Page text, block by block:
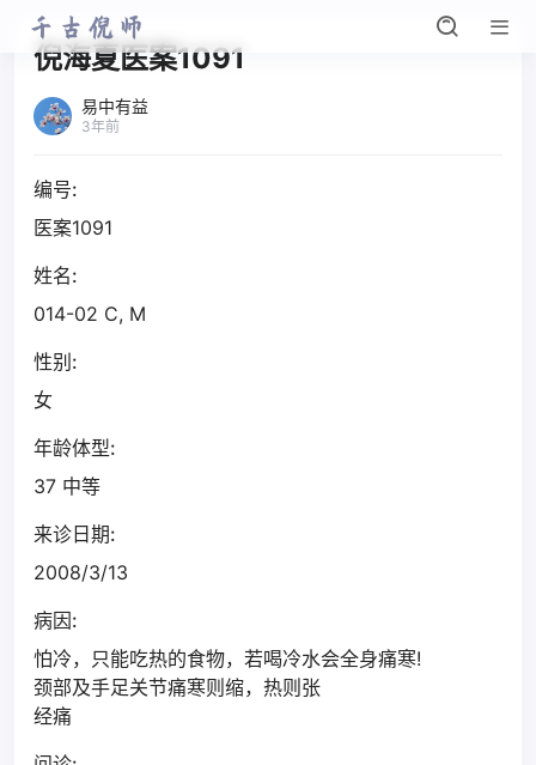
倪海夏医案1091
易中有益
3年前
编号:
医案1091
姓名:
014-02 C, M
性别:
女
年龄体型:
37 中等
来诊日期:
2008/3/13
病因:
怕冷，只能吃热的食物，若喝冷水会全身痛寒!
颈部及手足关节痛寒则缩，热则张
经痛